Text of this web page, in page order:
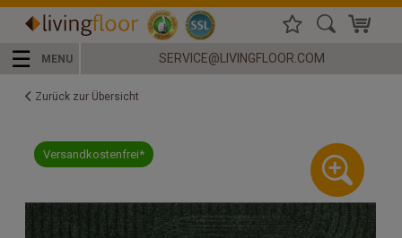
☰ MENU SERVICE@LIVINGFLOOR.COM
Zurück zur Übersicht
Versandkostenfrei*